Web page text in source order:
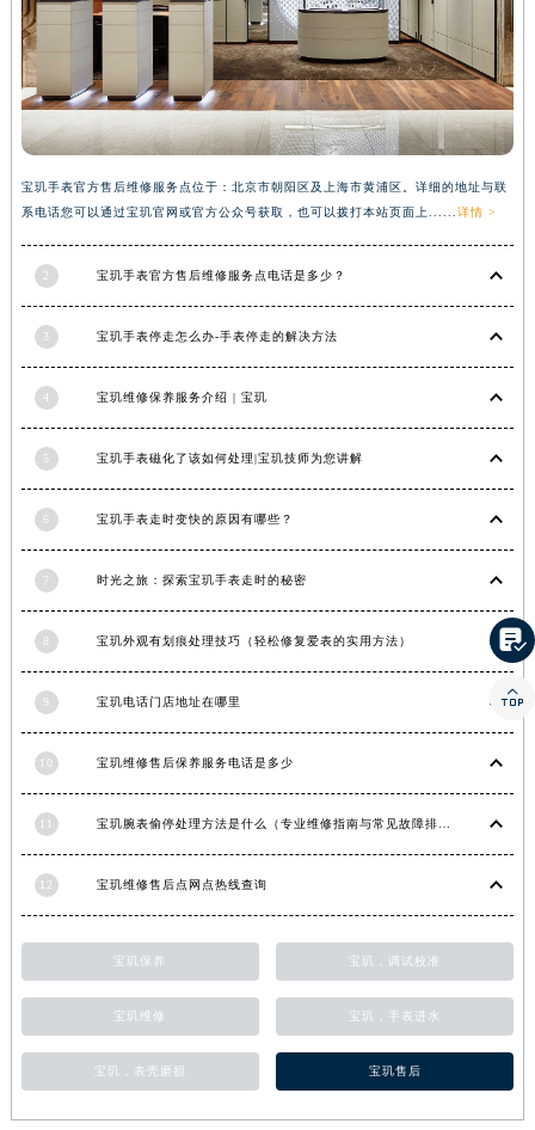
河南省商丘市梁园区神火大道宝玑售后服务中心（需提前预约）
河南省新乡市红旗区人民路宝玑售后服务中心（需提前预约）
河南省信阳市浉河区东方红大道宝玑售后服务中心（需提前预约）
河南省许昌市魏都区建安大道与八龙路交叉口宝玑售后服务中心（需提前预约）
河南省郑州市二七区民主路10号华润大厦29层2905室宝玑售后服务中心（需提前预约）
河南省周口市川汇区七一路宝玑售后服务中心（需提前预约）
河南省驻马店市驿城区乐山大道与置地大道交叉口宝玑售后服务中心（需提前预约）
湖北省黄冈市黄州区赤壁大道宝玑售后服务中心（需提前预约）
湖北省随州市曾都区青年路宝玑售后服务中心（需提前预约）
湖北省咸宁市咸安区长安大道宝玑售后服务中心（需提前预约）
湖北省孝感市孝南区复兴大道宝玑售后服务中心（需提前预约）
湖南省娄底市娄星区长青街宝玑售后服务中心（需提前预约）
湖南省湘潭市雨湖区莲城大道宝玑售后服务中心（需提前预约）
湖南省益阳市赫山区桃花仑路宝玑售后服务中心（需提前预约）
湖南省张家界市永定区解放路宝玑售后服务中心（需提前预约）
湖南省株洲市芦淞区建设南路宝玑售后服务中心（需提前预约）
甘肃省白银市白银区北京路宝玑售后服务中心（需提前预约）
甘肃省定西市安定区解放路宝玑售后服务中心（需提前预约）
甘肃省敦煌市沙州镇阳关中路宝玑售后服务中心（需提前预约）
宝玑手表官方售后维修服务点位于：北京市朝阳区及上海市黄浦区。详细的地址与联
系电话您可以通过宝玑官网或官方公众号获取，也可以拨打本站页面上...... 详情 >
2 宝玑手表官方售后维修服务点电话是多少？
3 宝玑手表停走怎么办-手表停走的解决方法
4 宝玑维修保养服务介绍 | 宝玑
5 宝玑手表磁化了该如何处理|宝玑技师为您讲解
6 宝玑手表走时变快的原因有哪些？
7 时光之旅：探索宝玑手表走时的秘密
8 宝玑外观有划痕处理技巧（轻松修复爱表的实用方法）
9 宝玑电话门店地址在哪里
10 宝玑维修售后保养服务电话是多少
11
12 宝玑维修售后点网点热线查询
宝玑保养 宝玑，调试校准
宝玑维修 宝玑，手表进水
宝玑，表壳磨损 宝玑售后

